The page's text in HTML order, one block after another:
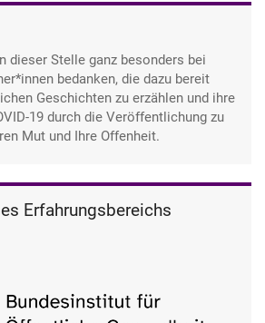
dieser Stelle ganz besonders bei
bedanken, die dazu bereit
Geschichten zu erzählen und ihre
19 durch die Veröffentlichung zu
Mut und Ihre Offenheit.
Erfahrungsbereichs